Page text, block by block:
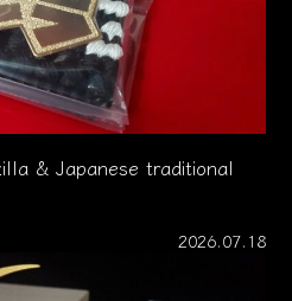
& Japanese traditional
2026.07.18